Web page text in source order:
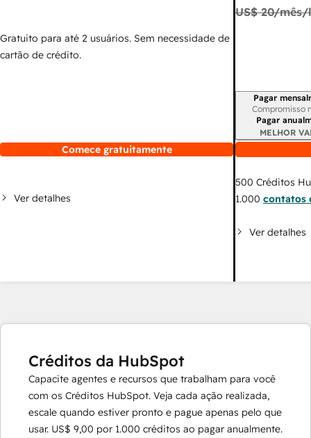
Gratuito para até 2 usuários. Sem necessidade de
cartão de crédito.
Comece gratuitamente
Ver detalhes
US$ 20/mês/
Período de
Pagar
Compromisso
Pagar
MELHOR
500 Créditos
1.000 contatos
Ver detalhes
Créditos da HubSpot
Capacite agentes e recursos que trabalham para você
com os Créditos HubSpot. Veja cada ação realizada,
escale quando estiver pronto e pague apenas pelo que
usar. US$ 9,00 por 1.000 créditos ao pagar anualmente.